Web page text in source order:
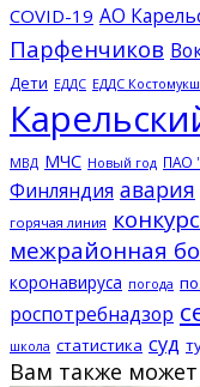
COVID-19 АО
Парфенчиков
Дети ЕДДС ЕДДС
МВД МЧС Новый год ПАО
Финляндия авария
горячая линия конкурс
межрайонная
коронавируса погода
роспотребнадзор
школа статистика суд
Вам также